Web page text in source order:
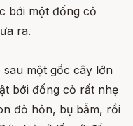
bới một đống cỏ
ra.
một gốc cây lớn
bới đống cỏ rất nhẹ
đỏ hỏn, bụ bẫm, rồi